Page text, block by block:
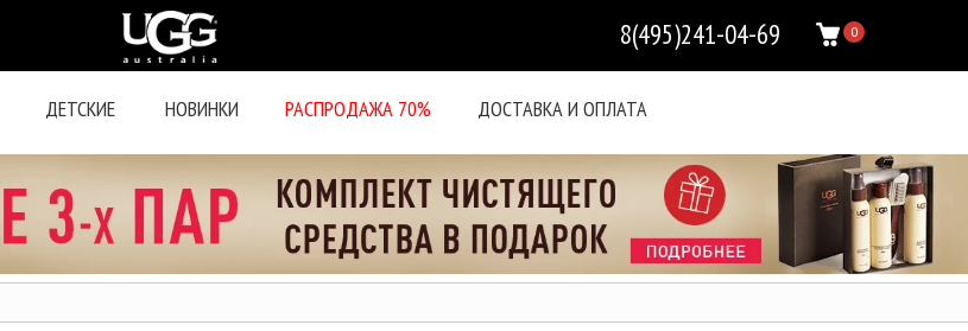
0
8(495)241-04-69
ДЕТСКИЕ НОВИНКИ РАСПРОДАЖА 70% ДОСТАВКА И ОПЛАТА